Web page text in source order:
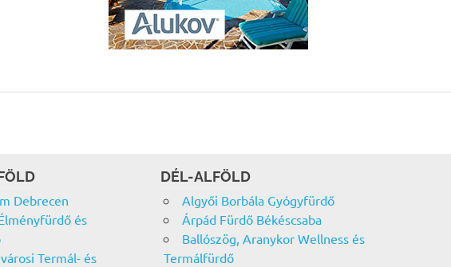
Debrecen
és
Termál- és
DÉL-ALFÖLD
Algyői Borbála Gyógyfürdő
Árpád Fürdő Békéscsaba
Ballószög, Aranykor Wellness és
Termálfürdő